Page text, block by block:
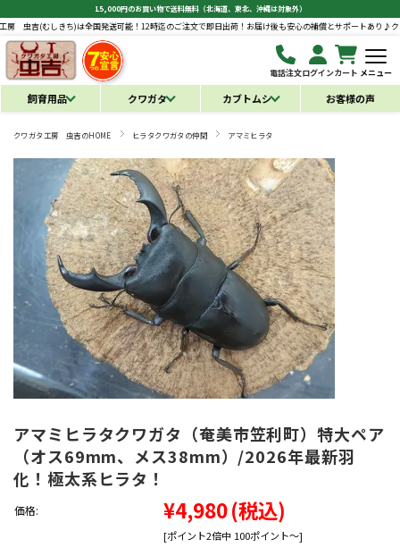
15,000円のお買い物で送料無料（北海道、東北、沖縄は対象外）
クワガタ工房 虫吉
)は全国発送可能！12時迄のご注文で即日出荷！お届け後も安心の補償とサポートあり♪
電話注文ログインカート メニュー
飼育用品 クワガタ カブトムシ お客様の声
クワガタ工房 虫吉のHOME ヒラタクワガタの仲間 アマミヒラタ
アマミヒラタクワガタ（奄美市笠利町）特大ペア
（オス69mm、メス38mm）/2026年最新羽
化！極太系ヒラタ！
価格: ¥4,980(税込)
[ポイント2倍中 100ポイント～]